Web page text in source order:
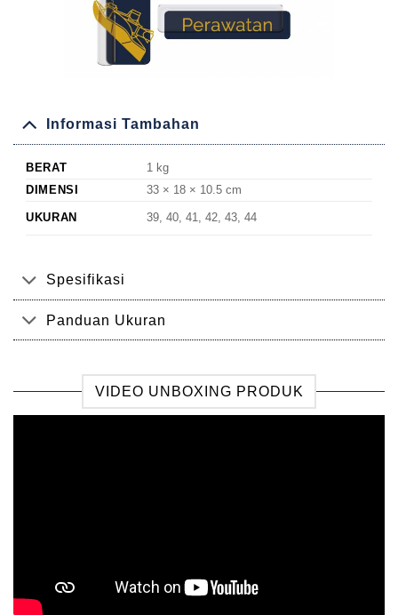
Informasi Tambahan
BERAT
1 kg
DIMENSI
33 × 18 × 10.5 cm
UKURAN 39, 40, 41, 42, 43, 44
Spesifikasi
Panduan Ukuran
VIDEO UNBOXING PRODUK